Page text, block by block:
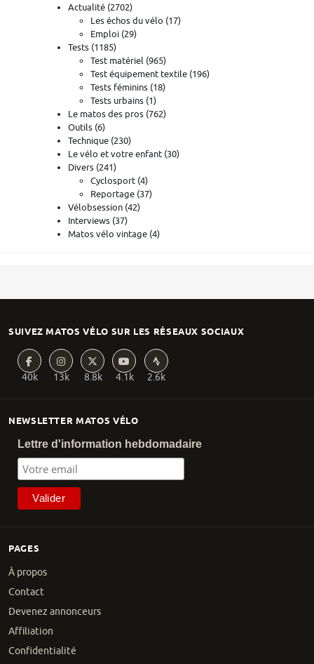
Actualité (2702)
Les échos du vélo (17)
Emploi (29)
Tests (1185)
Test matériel (965)
Test équipement textile (196)
Tests féminins (18)
Tests urbains (1)
Le matos des pros (762)
Outils (6)
Technique (230)
Le vélo et votre enfant (30)
Divers (241)
Cyclosport (4)
Reportage (37)
Vélobsession (42)
Interviews (37)
Matos vélo vintage (4)
PAGES
À propos
Contact
Devenez annonceurs
Affiliation
Confidentialité
NEWSLETTER MATOS VÉLO
Lettre d'information hebdomadaire
SUIVEZ MATOS VÉLO SUR LES RÉSEAUX SOCIAUX
40k 13k 8.8k 4.1k 2.6k